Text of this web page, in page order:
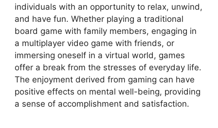
individuals with an opportunity to relax, unwind,
and have fun. Whether playing a traditional
board game with family members, engaging in
a multiplayer video game with friends, or
immersing oneself in a virtual world, games
offer a break from the stresses of everyday life.
The enjoyment derived from gaming can have
positive effects on mental well-being, providing
a sense of accomplishment and satisfaction.